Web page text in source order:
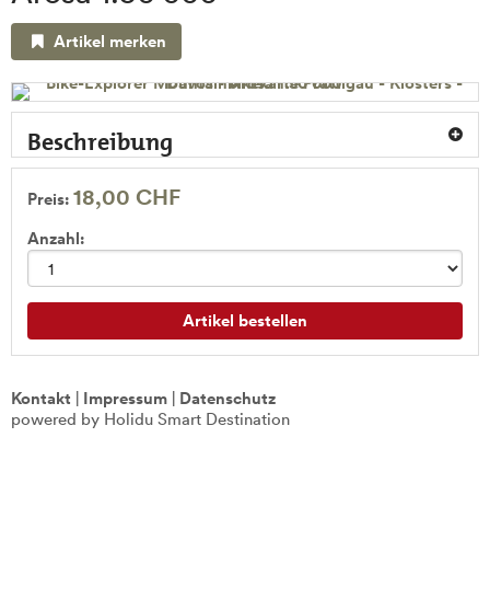
Artikel merken
Beschreibung
Preis: 18,00 CHF
Anzahl:
Artikel bestellen
Kontakt Impressum
Datenschutz
powered by Holidu Smart Destination